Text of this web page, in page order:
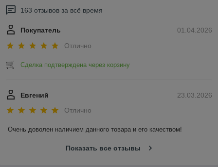
163 отзывов за всё время
01.04.2026
Покупатель
Отлично
Сделка подтверждена через корзину
23.03.2026
Евгений
Отлично
Очень доволен наличием данного товара и его качеством!
Показать все отзывы